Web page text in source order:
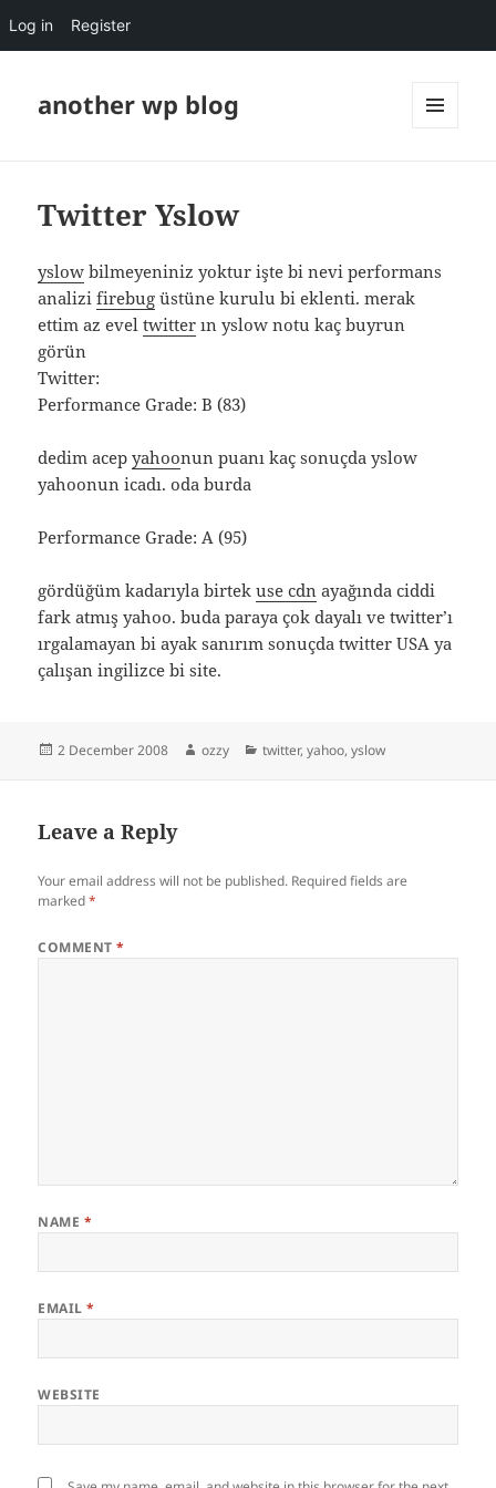
Log in Register
another wp blog
Twitter Yslow
yslow bilmeyeniniz yoktur işte bi nevi performans
analizifirebug üstüne kurulu bi eklenti. merak
ettim az eveltwitter ın yslow notu kaç buyrun
görün
Twitter:
Performance Grade: B (83)
dedim acepyahoonun puanı kaç sonuçda yslow
yahoonun icadı. oda burda
Performance Grade: A (95)
gördüğüm kadarıyla birtekuse cdn ayağında ciddi
fark atmış yahoo. buda paraya çok dayalı ve twitter’ı
ırgalamayan bi ayak sanırım sonuçda twitter USA ya
çalışan ingilizce bi site.
Posted
2 December 2008 Author
ozzy Categories
twitter,yahoo,yslow
Leave a Reply
Your email address will not be published. Required fields are
marked*
COMMENT*
NAME *
EMAIL*
WEBSITE